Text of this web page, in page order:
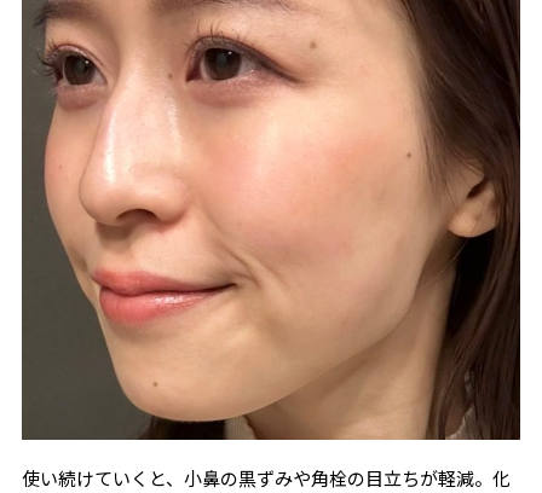
使い続けていくと、小鼻の黒ずみや角栓の目立ちが軽減。化